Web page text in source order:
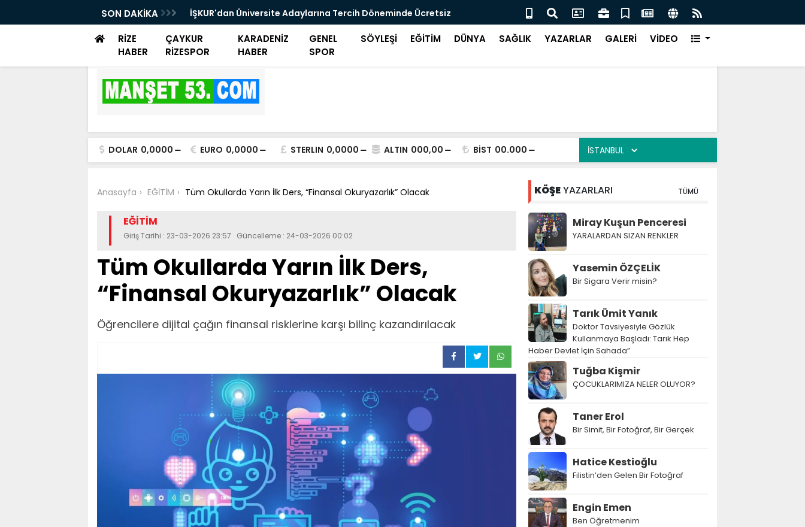
SON DAKİKA
Günü düzenlendi
İŞKUR'dan Üniversite Adaylarına Tercih Döneminde Ücretsiz
Danışmanlık Desteği
Midilli'de Türk Müziği Rüzgarı Esecek.
RİZE
HABER
ÇAYKUR
RİZESPOR
KARADENİZ
HABER
GENEL
SPOR
SÖYLEŞİ EĞİTİM DÜNYA SAĞLIK YAZARLAR GALERİ VİDEO
DOLAR 0,0000 EURO 0,0000 STERLIN 0,0000 ALTIN 000,00 BİST 00.000
Anasayfa EĞİTİM Tüm Okullarda Yarın İlk Ders, “Finansal Okuryazarlık” Olacak
EĞİTİM
Giriş Tarihi : 23-03-2026 23:57 Güncelleme : 24-03-2026 00:02
Tüm Okullarda Yarın İlk Ders,
“Finansal Okuryazarlık” Olacak
Öğrencilere dijital çağın finansal risklerine karşı bilinç kazandırılacak
KÖŞEYAZARLARI TÜMÜ
Miray Kuşun Penceresi
YARALARDAN SIZAN RENKLER
Yasemin ÖZÇELİK
Bir Sigara Verir misin?
Tarık Ümit Yanık
Doktor Tavsiyesiyle Gözlük
Kullanmaya Başladı: Tarık Hep
Haber Devlet İçin Sahada”
Tuğba Kişmir
ÇOCUKLARIMIZA NELER OLUYOR?
Taner Erol
Bir Simit, Bir Fotoğraf, Bir Gerçek
Hatice Kestioğlu
Filistin’den Gelen Bir Fotoğraf
Engin Emen
Ben Öğretmenim